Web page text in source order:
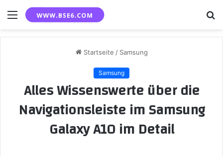
Menü
Startseite / Samsung
Samsung
Alles Wissenswerte über die
Navigationsleiste im Samsung
Galaxy A10 im Detail